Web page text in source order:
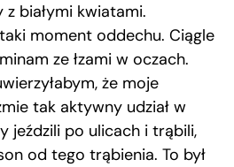
białymi kwiatami.
moment oddechu. Ciągle
ze łzami w oczach.
że moje
tak aktywny udział w
jeździli po ulicach i trąbili,
od tego trąbienia. To był